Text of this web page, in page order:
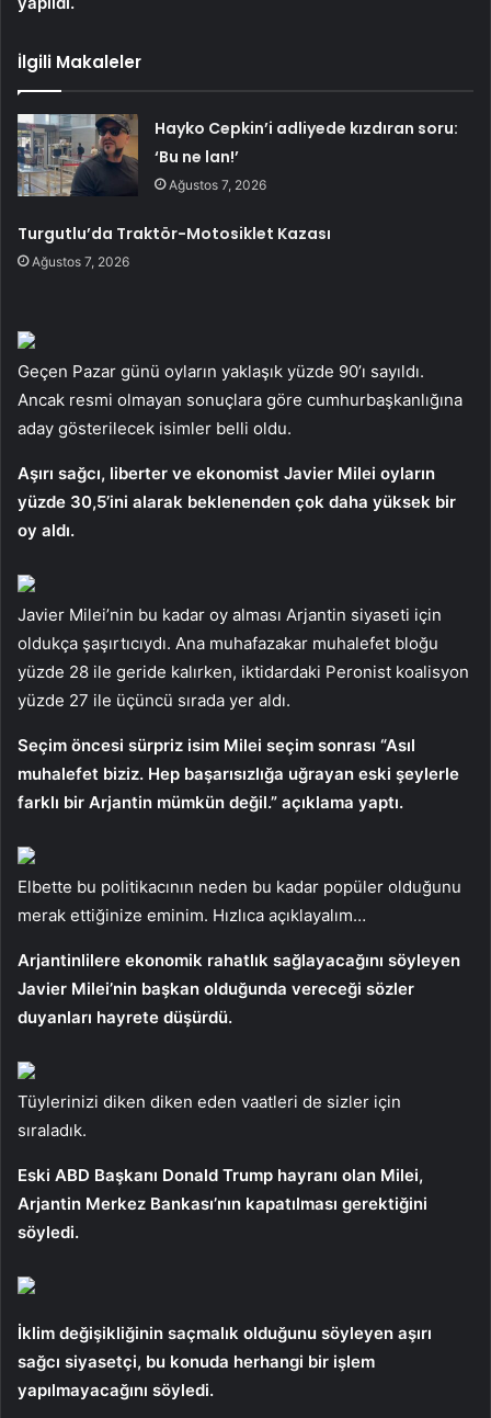
İlgili Makaleler
Hayko Cepkin’i adliyede kızdıran soru:
‘Bu ne lan!’
Ağustos 7, 2026
Turgutlu’da Traktör-Motosiklet Kazası
Ağustos 7, 2026
Geçen Pazar günü oyların yaklaşık yüzde 90’ı sayıldı.
Ancak resmi olmayan sonuçlara göre cumhurbaşkanlığına
aday gösterilecek isimler belli oldu.
Aşırı sağcı, liberter ve ekonomist Javier Milei oyların
yüzde 30,5’ini alarak beklenenden çok daha yüksek bir
oy aldı.
Javier Milei’nin bu kadar oy alması Arjantin siyaseti için
oldukça şaşırtıcıydı. Ana muhafazakar muhalefet bloğu
yüzde 28 ile geride kalırken, iktidardaki Peronist koalisyon
yüzde 27 ile üçüncü sırada yer aldı.
Seçim öncesi sürpriz isim Milei seçim sonrası “Asıl
muhalefet biziz. Hep başarısızlığa uğrayan eski şeylerle
farklı bir Arjantin mümkün değil.” açıklama yaptı.
Elbette bu politikacının neden bu kadar popüler olduğunu
merak ettiğinize eminim. Hızlıca açıklayalım…
Arjantinlilere ekonomik rahatlık sağlayacağını söyleyen
Javier Milei’nin başkan olduğunda vereceği sözler
duyanları hayrete düşürdü.
Tüylerinizi diken diken eden vaatleri de sizler için
sıraladık.
Eski ABD Başkanı Donald Trump hayranı olan Milei,
Arjantin Merkez Bankası’nın kapatılması gerektiğini
söyledi.
İklim değişikliğinin saçmalık olduğunu söyleyen aşırı
sağcı siyasetçi, bu konuda herhangi bir işlem
yapılmayacağını söyledi.